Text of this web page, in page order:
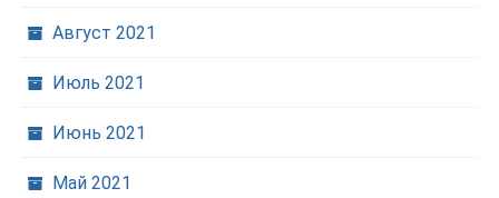
Август 2021
Июль 2021
Июнь 2021
Май 2021